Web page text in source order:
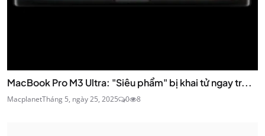
MacBook Pro M3 Ultra: "Siêu phẩm" bị khai tử ngay tr...
MacplanetTháng 5, ngày 25, 2025 0 8